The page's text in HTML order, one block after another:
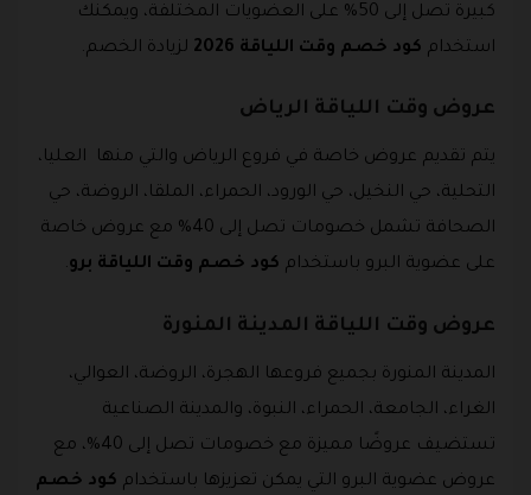
كبيرة تصل إلى 50% على العضويات المختلفة، ويمكنك
استخدام كود خصم وقت اللياقة 2026 لزيادة الخصم.
عروض وقت اللياقة الرياض
يتم تقديم عروض خاصة في فروع الرياض والتي منها العليا،
التحلية، حي النخيل، حي الورود، الحمراء، الملقا، الروضة، حي
الصحافة تشمل خصومات تصل إلى 40% مع عروض خاصة
على عضوية البرو باستخدام كود خصم وقت اللياقة برو.
عروض وقت اللياقة المدينة المنورة
المدينة المنورة بجميع فروعها الهجرة، الروضة، العوالي،
الغراء، الجامعة، الحمراء، النبوة، والمدينة الصناعية
تستضيف عروضًا مميزة مع خصومات تصل إلى 40%، مع
عروض عضوية البرو التي يمكن تعزيزها باستخدام كود خصم